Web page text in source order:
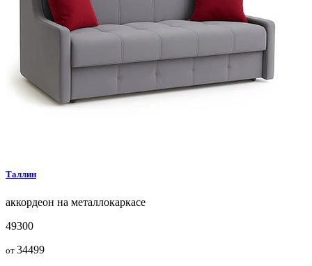
Таллин
аккордеон на металлокаркасе
49300
от 34499